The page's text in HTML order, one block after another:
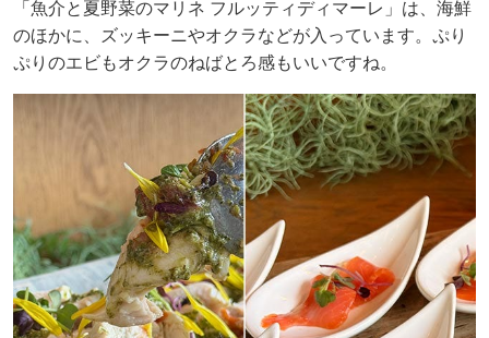
「魚介と夏野菜のマリネ フルッティディマーレ」は、海鮮
のほかに、ズッキーニやオクラなどが入っています。ぷり
ぷりのエビもオクラのねばとろ感もいいですね。